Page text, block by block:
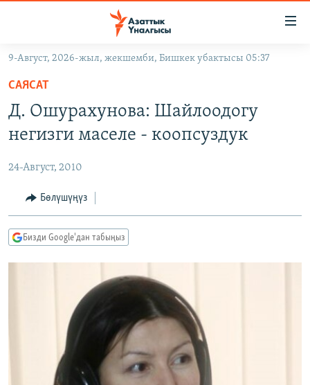
Навигацияга
өтүңүз
Издөөгө
салыңызКЫРГЫЗСТАН
ЭКОНОМИКА
МАДАНИЯТ
ДҮЙНӨ
БОРБОР АЗИЯ
АТАЙЫН ИЛИКТӨӨ
ТВ ПРОГРАММАЛАР
ЭКСПЕРТТЕР ТАЛДАЙТ
ЭЖЕ-СИҢДИЛЕР
АЗАТТЫК+
ЫҢГАЙСЫЗ СУРООЛОР
ӨЗГӨЧӨ ПИКИР
ОНЛАЙН ШЕРИНЕ
9-Август, 2026-жыл, жекшемби, Бишкек убактысы 05:37
САЯСАТ
Д. Ошурахунова: Шайлоодогу
негизги маселе - коопсуздук
24-Август, 2010
Бөлүшүңүз
Бизди Google'дан табыңыз